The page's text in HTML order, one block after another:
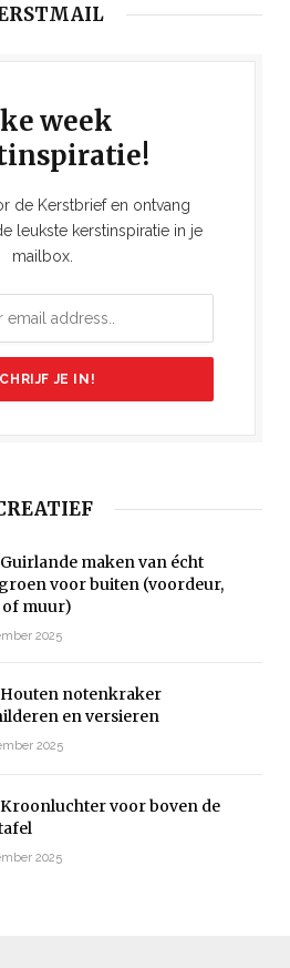
week
de Kerstbrief en ontvang
leukste kerstinspiratie in je
mailbox.
maken van écht
voor buiten (voordeur,
of muur)
2025
notenkraker
en versieren
2025
voor boven de
2025